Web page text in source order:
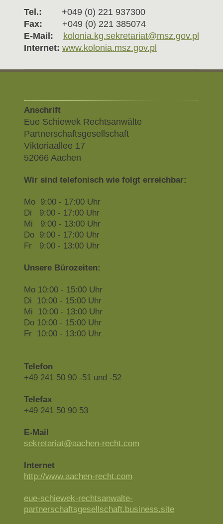
Tel.: +049 (0) 221 937300
Fax: +049 (0) 221 385074
E-Mail:
kolonia.kg.sekretariat@msz.gov.pl
Internet: www.kolonia.msz.gov.pl
Anschrift
Eue Schiewek Rechtsanwälte
Partnerschaftsgesellschaft
Viktoriaallee 17
52066 Aachen
Wir sind telefonisch wie folgt erreichbar:
Mo 9:00 - 17:00 Uhr
Di 9:00 - 17:00 Uhr
Mi 9:00 - 13:00 Uhr
Do 9:00 - 17:00 Uhr
Fr 9:00 - 13:00 Uhr
Unsere Bürozeiten:
Mo 10:00 - 15:00 Uhr
Di 10:00 - 15:00 Uhr
Mi 10:00 - 13:00 Uhr
Do 10:00 - 15:00 Uhr
Fr 10:00 - 13:00 Uhr
Telefon
+49 241 50 90 -51 und -52
Telefax
+49 241 50 90 53
E-Mail
sekretariat@aachen-recht.com
Internet
http://www.aachen-recht.com
eue-schiewek-rechtsanwalte-
partnerschaftsgesellschaft.business.site